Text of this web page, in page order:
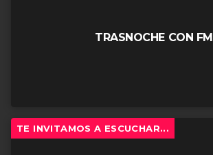
TRASNOCHE CON FM
TE INVITAMOS A ESCUCHAR...